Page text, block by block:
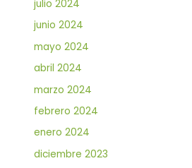
julio 2024
junio 2024
mayo 2024
abril 2024
marzo 2024
febrero 2024
enero 2024
diciembre 2023